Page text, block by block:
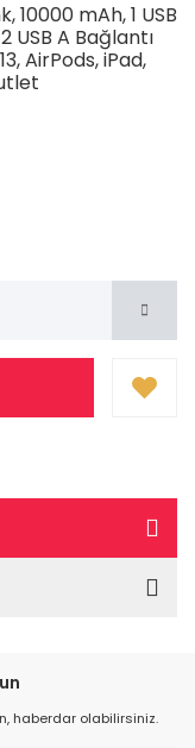
10000 mAh, 1 USB
USB A Bağlantı
AirPods, iPad,
haberdar olabilirsiniz.